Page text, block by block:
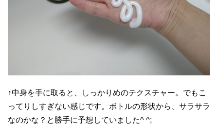
↑中身を手に取ると、しっかりめのテクスチャー。でもこ
ってりしすぎない感じです。ボトルの形状から、サラサラ
なのかな？と勝手に予想していました^ ^;